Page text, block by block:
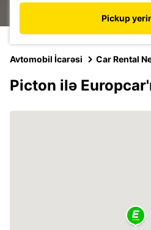
Pickup
Avtomobil İcarəsi Car Rental
Picton ilə